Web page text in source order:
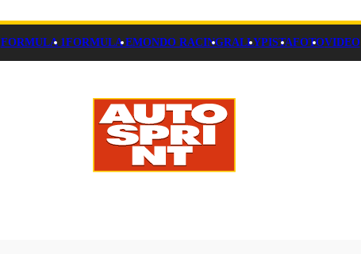
FORMULA 1FORMULA EMONDO RACINGRALLYPISTAFOTOVIDEO